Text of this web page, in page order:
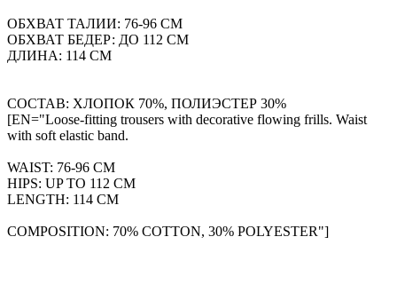
ОБХВАТ ТАЛИИ: 76-96 СМ
ОБХВАТ БЕДЕР: ДО 112 СМ
ДЛИНА: 114 СМ
СОСТАВ: ХЛОПОК 70%, ПОЛИЭСТЕР 30%
[EN="Loose-fitting trousers with decorative flowing frills. Waist
with soft elastic band.
WAIST: 76-96 CM
HIPS: UP TO 112 CM
LENGTH: 114 CM
COMPOSITION: 70% COTTON, 30% POLYESTER"]